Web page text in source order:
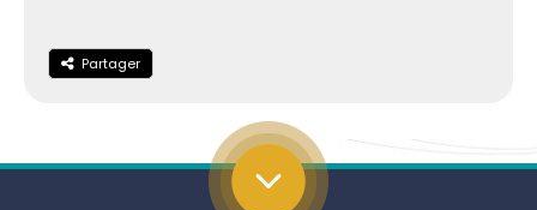
Partager
Partager